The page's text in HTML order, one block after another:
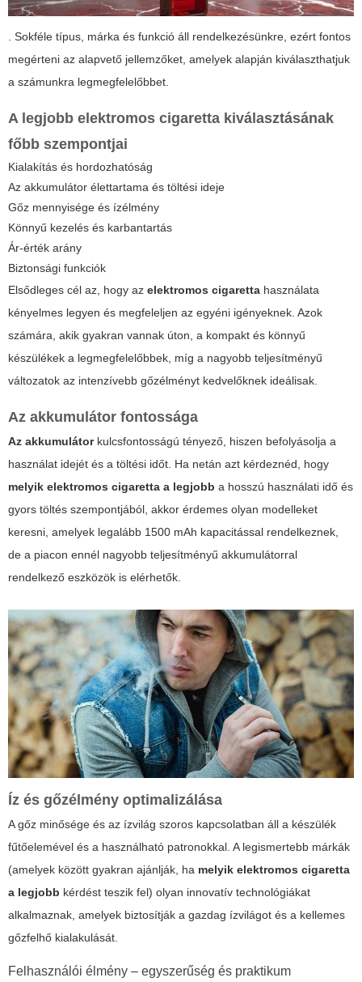
. Sokféle típus, márka és funkció áll rendelkezésünkre, ezért fontos
megérteni az alapvető jellemzőket, amelyek alapján kiválaszthatjuk
a számunkra legmegfelelőbbet.
A legjobb elektromos cigaretta kiválasztásának
főbb szempontjai
Kialakítás és hordozhatóság
Az akkumulátor élettartama és töltési ideje
Gőz mennyisége és ízélmény
Könnyű kezelés és karbantartás
Ár-érték arány
Biztonsági funkciók
Elsődleges cél az, hogy az elektromos cigaretta használata
kényelmes legyen és megfeleljen az egyéni igényeknek. Azok
számára, akik gyakran vannak úton, a kompakt és könnyű
készülékek a legmegfelelőbbek, míg a nagyobb teljesítményű
változatok az intenzívebb gőzélményt kedvelőknek ideálisak.
Az akkumulátor fontossága
Az akkumulátorkulcsfontosságú tényező, hiszen befolyásolja a
használat idejét és a töltési időt. Ha netán azt kérdeznéd, hogy
melyik elektromos cigaretta a legjobb a hosszú használati idő és
gyors töltés szempontjából, akkor érdemes olyan modelleket
keresni, amelyek legalább 1500 mAh kapacitással rendelkeznek,
de a piacon ennél nagyobb teljesítményű akkumulátorral
rendelkező eszközök is elérhetők.
Íz és gőzélmény optimalizálása
A gőz minősége és az ízvilág szoros kapcsolatban áll a készülék
fűtőelemével és a használható patronokkal. A legismertebb márkák
(amelyek között gyakran ajánlják, ha melyik elektromos cigaretta
a legjobb kérdést teszik fel) olyan innovatív technológiákat
alkalmaznak, amelyek biztosítják a gazdag ízvilágot és a kellemes
gőzfelhő kialakulását.
Felhasználói élmény – egyszerűség és praktikum